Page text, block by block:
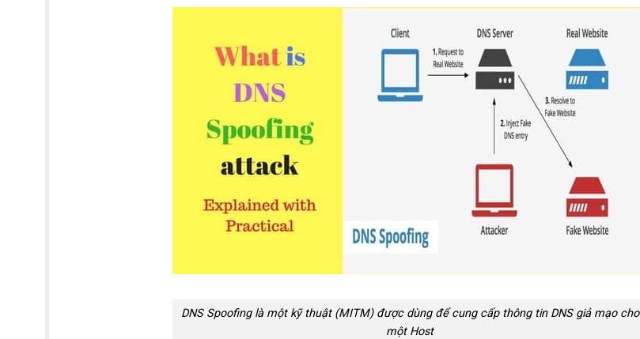
DNS Spoofing là một kỹ thuật (MITM) được dùng để cung cấp thông tin DNS giả mạo cho
một Host